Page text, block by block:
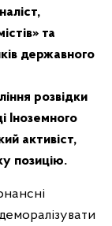
та
державного
розвідки
Іноземного
активіст,
позицію.